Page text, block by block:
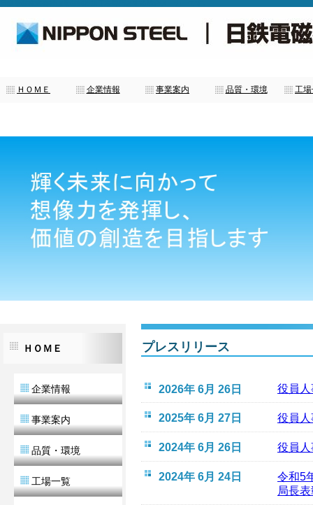
ＨＯＭＥ 企業情報 事業案内 品質・環境 工
ＨＯＭＥ
企業情報
事業案内
品質・環境
工場一覧